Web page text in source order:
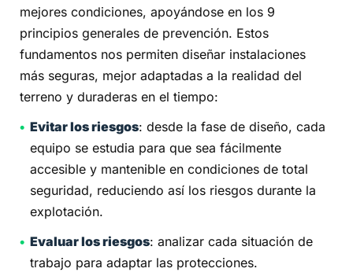
mejores condiciones, apoyándose en los 9
principios generales de prevención. Estos
fundamentos nos permiten diseñar instalaciones
más seguras, mejor adaptadas a la realidad del
terreno y duraderas en el tiempo:
Evitar los riesgos: desde la fase de diseño, cada
equipo se estudia para que sea fácilmente
accesible y mantenible en condiciones de total
seguridad, reduciendo así los riesgos durante la
explotación.
Evaluar los riesgos: analizar cada situación de
trabajo para adaptar las protecciones.